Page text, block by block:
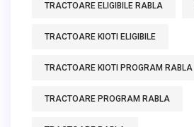
TRACTOARE ELIGIBILE RABLA
TRACTOARE KIOTI ELIGIBILE
TRACTOARE KIOTI PROGRAM RABLA
TRACTOARE PROGRAM RABLA